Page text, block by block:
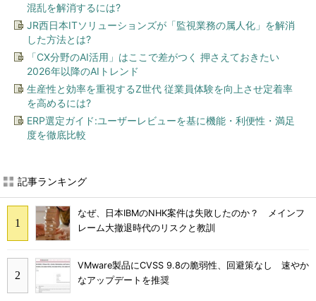
混乱を解消するには?
JR西日本ITソリューションズが「監視業務の属人化」を解消
した方法とは?
「CX分野のAI活用」はここで差がつく 押さえておきたい
2026年以降のAIトレンド
生産性と効率を重視するZ世代 従業員体験を向上させ定着率
を高めるには?
ERP選定ガイド:ユーザーレビューを基に機能・利便性・満足
度を徹底比較
記事ランキング
なぜ、日本IBMのNHK案件は失敗したのか？ メインフ
レーム大撤退時代のリスクと教訓
VMware製品にCVSS 9.8の脆弱性、回避策なし 速やか
なアップデートを推奨